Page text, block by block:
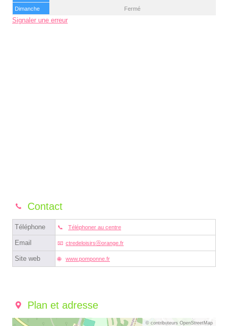
Dimanche
Fermé
Signaler une erreur
Contact
Téléphone Téléphoner au centre
Email ctredeloisirsⓐorange.fr
Site web www.pomponne.fr
Plan et adresse
© contributeurs OpenStreetMap